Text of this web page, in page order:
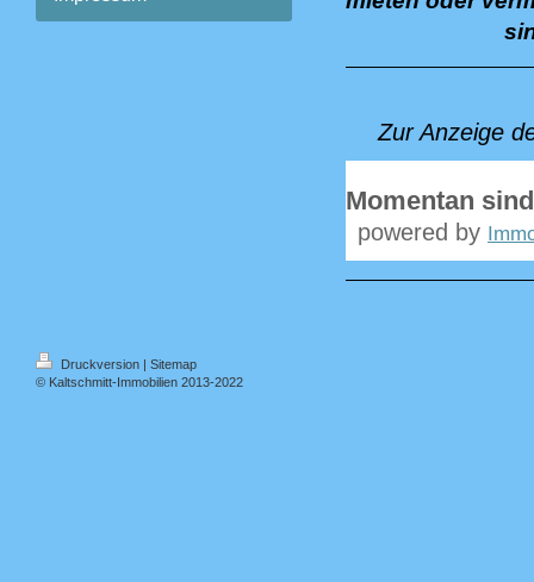
Zur Anzeige
Momentan
powered by
Druckversion | Sitemap
© Kaltschmitt-Immobilien 2013-2022